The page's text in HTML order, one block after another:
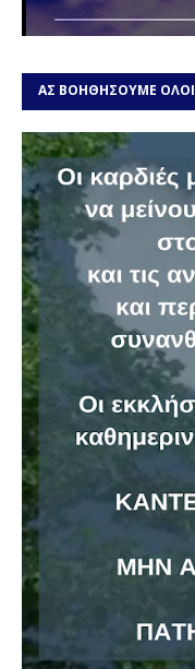
ΑΣ ΒΟΗΘΗΣΟΥΜΕ ΟΛΟΙ